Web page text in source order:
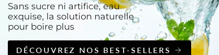
Sans sucre ni artifice, eau
exquise, la solution naturelle
pour boire plus
DÉCOUVREZ NOS BEST-SELLERS